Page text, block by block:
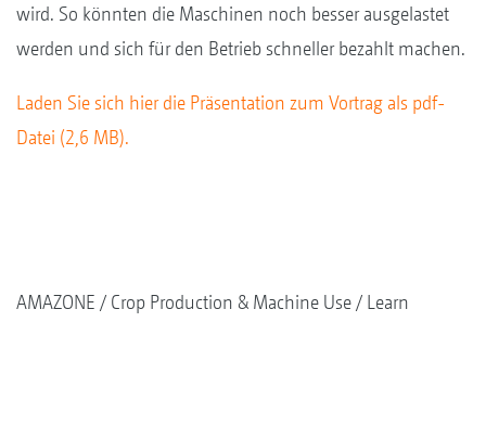
wird. So könnten die Maschinen noch besser ausgelastet
werden und sich für den Betrieb schneller bezahlt machen.
Laden Sie sich hier die Präsentation zum Vortrag als pdf-
Datei (2,6 MB).
AMAZONE Crop Production & Machine Use Learn